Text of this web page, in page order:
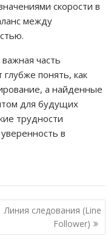
скорости в
между
часть
понять, как
а найденные
для будущих
трудности
в
Линия следования (Line
Follower)